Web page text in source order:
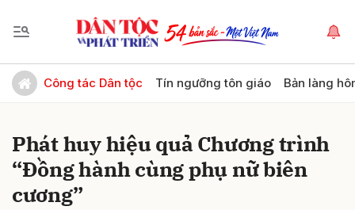
Công tác Dân tộc Tín ngưỡng tôn giáo Bản làng
Phát huy hiệu quả Chương trình
“Đồng hành cùng phụ nữ biên
cương”
Gửi bình luận